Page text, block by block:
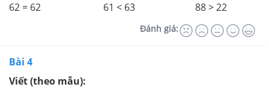
62 = 62 61 < 63 88 > 22
Đánh giá:
Bài 4
Viết (theo mẫu):